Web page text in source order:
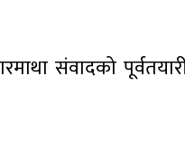
संवादको